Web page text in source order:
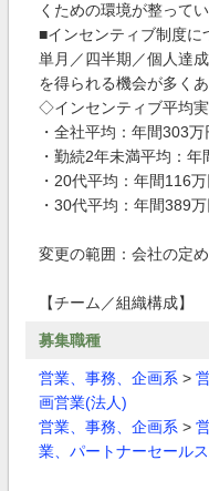
くための環境が整ってい
■インセンティブ制度に
単月／四半期／個人達
を得られる機会が多くあ
◇インセンティブ平均
・全社平均：年間303
・勤続2年未満平均：
・20代平均：年間116
・30代平均：年間389
変更の範囲：会社の定
【チーム／組織構成】
募集職種
営業、事務、企画系 >
画営業(法人)
営業、事務、企画系 >
業、パートナーセールス